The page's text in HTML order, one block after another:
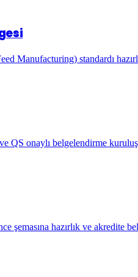
standardı
QS onaylı belgelendirme
hazırlık ve akredite